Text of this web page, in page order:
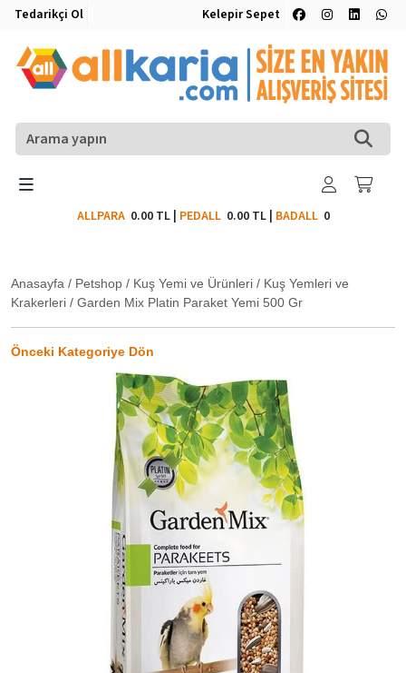
Tedarikçi Ol Kelepir Sepet
ALLPARA 0.00 TL| PEDALL 0.00 TL| BADALL0
Anasayfa / Petshop / Kuş Yemi ve Ürünleri / Kuş Yemleri ve
Krakerleri / Garden Mix Platin Paraket Yemi 500 Gr
Önceki Kategoriye Dön